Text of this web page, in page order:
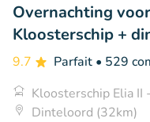
Overnachting
Kloosterschip +
9.7 Parfait • 529
Kloosterschip Elia
Dinteloord (32km)